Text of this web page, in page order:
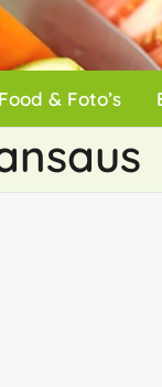
Food & Foto’s